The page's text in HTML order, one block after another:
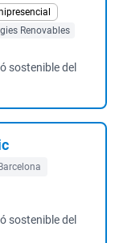
Renovables
sostenible del
Barcelona
sostenible del